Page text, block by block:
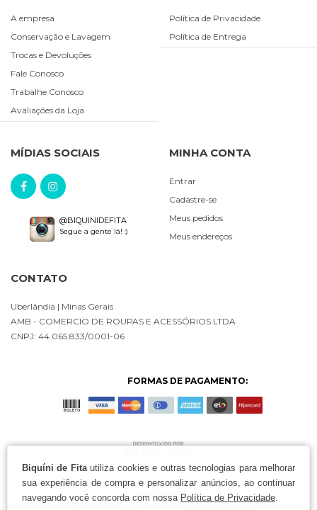
Biquíni de Fitautiliza cookies e outras tecnologias para melhorar
sua experiência de compra e personalizar anúncios, ao continuar
navegando você concorda com nossa Política de Privacidade
A empresa
Conservação e Lavagem
Trocas e Devoluções
Fale Conosco
Trabalhe Conosco
Avaliações da Loja
Política de Privacidade
Política de Entrega
MÍDIAS SOCIAIS
@BIQUINIDEFITA
Segue a gente lá! :)
MINHA CONTA
Entrar
Cadastre-se
Meus pedidos
Meus endereços
CONTATO
Uberlândia | Minas Gerais
AMB - COMERCIO DE ROUPAS E ACESSÓRIOS LTDA
CNPJ: 44.065.833/0001-06
FORMAS DE PAGAMENTO: